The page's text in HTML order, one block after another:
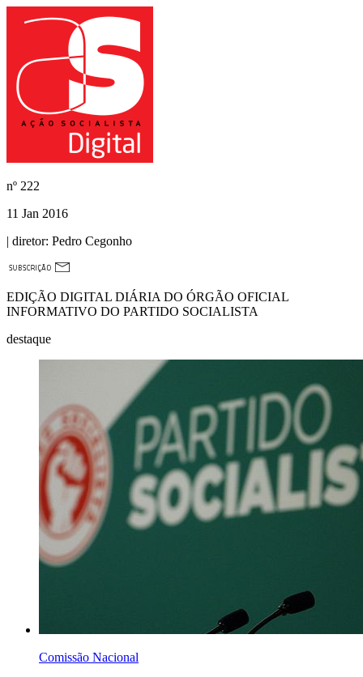
nº 222
11 Jan 2016
| diretor: Pedro Cegonho
EDIÇÃO DIGITAL DIÁRIA DO ÓRGÃO OFICIAL
INFORMATIVO DO PARTIDO SOCIALISTA
destaque
Comissão Nacional